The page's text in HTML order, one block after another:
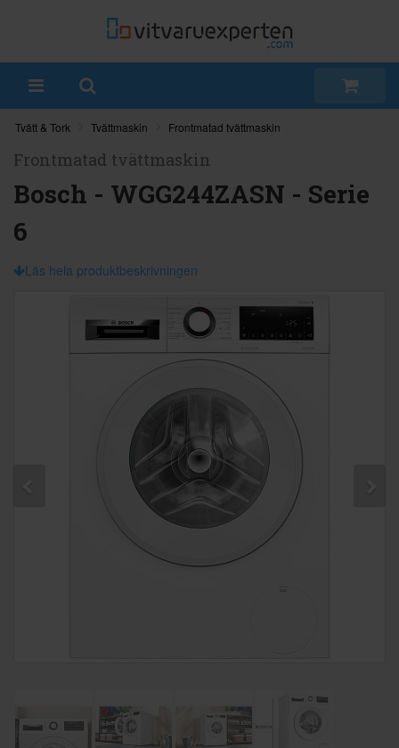
Tvätt & Tork Tvättmaskin Frontmatad tvättmaskin
Frontmatad tvättmaskin
Bosch - WGG244ZASN - Serie
6
Läs hela produktbeskrivningen